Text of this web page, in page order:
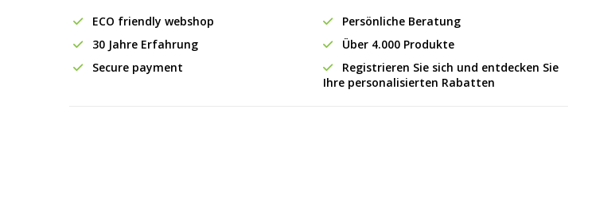
ECO friendly webshop
Persönliche Beratung
30 Jahre Erfahrung
Über 4.000 Produkte
Secure payment
Registrieren Sie sich und entdecken Sie
Ihre personalisierten Rabatten